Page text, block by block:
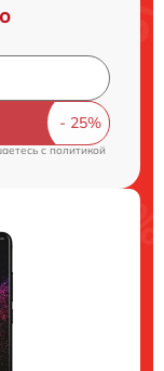
cполитикой